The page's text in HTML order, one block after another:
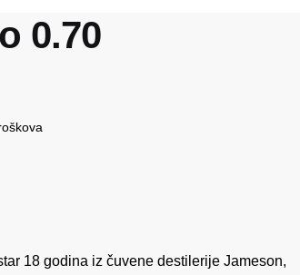
0.70
18 godina iz čuvene destilerije Jameson,